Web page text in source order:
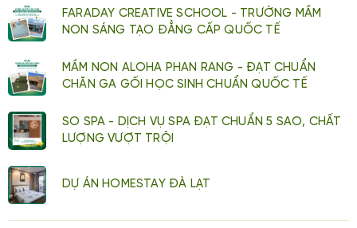
FARADAY CREATIVE SCHOOL - TRƯỜNG MẦM
NON SÁNG TẠO ĐẲNG CẤP QUỐC TẾ
MẦM NON ALOHA PHAN RANG - ĐẠT CHUẨN
CHĂN GA GỐI HỌC SINH CHUẨN QUỐC TẾ
SO SPA - DỊCH VỤ SPA ĐẠT CHUẨN 5 SAO, CHẤT
LƯỢNG VƯỢT TRỘI
DỰ ÁN HOMESTAY ĐÀ LẠT